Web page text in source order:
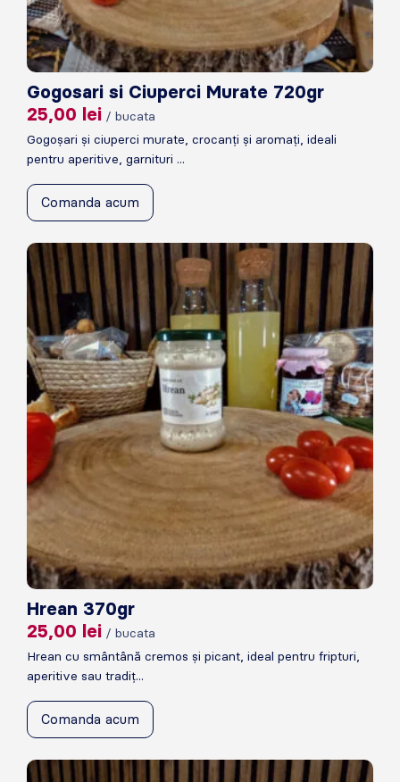
Gogosari si Ciuperci Murate 720gr
25,00 lei / bucata
Gogoșari și ciuperci murate, crocanți și aromați, ideali
pentru aperitive, garnituri ...
Comanda acum
Hrean 370gr
25,00 lei / bucata
Hrean cu smântână cremos și picant, ideal pentru fripturi,
aperitive sau tradiț...
Comanda acum